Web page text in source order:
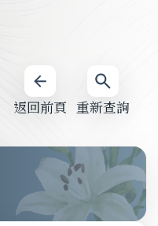
重新查詢
返回前頁